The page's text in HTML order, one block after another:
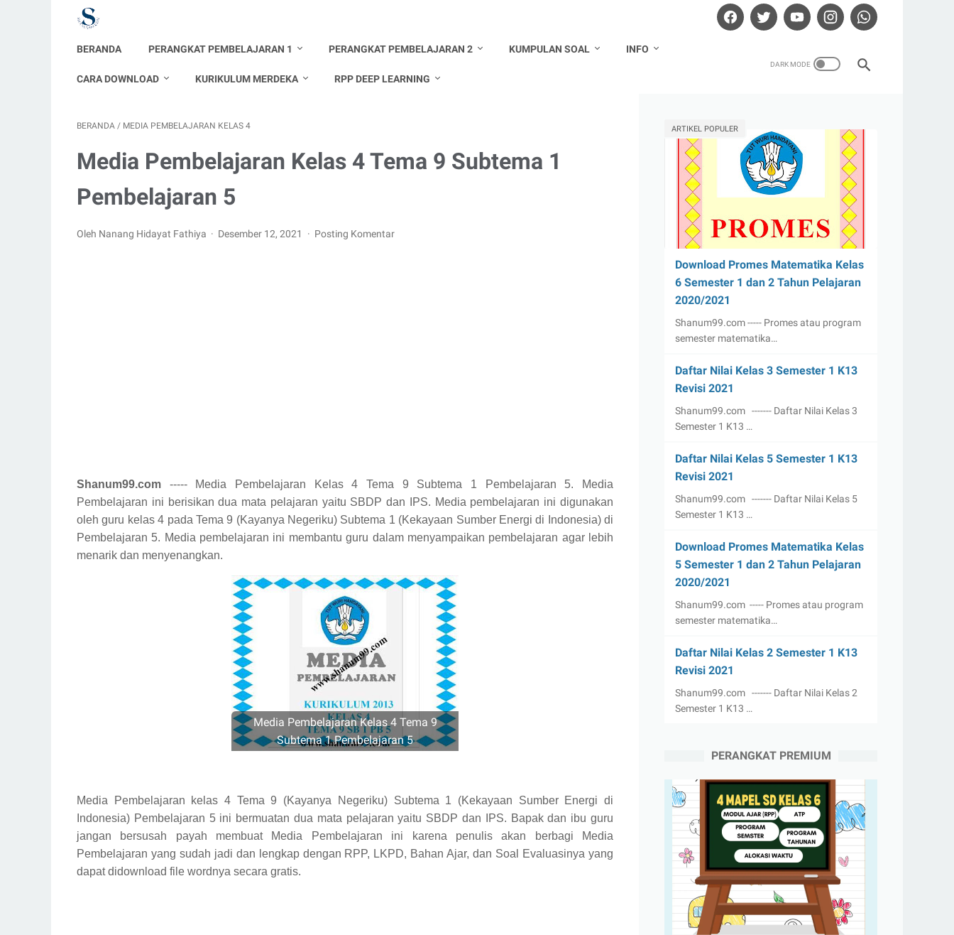
BERANDA PERANGKAT PEMBELAJARAN 1 PERANGKAT PEMBELAJARAN 2 KUMPULAN SOAL INFO
CARA DOWNLOAD KURIKULUM MERDEKA RPP DEEP LEARNING
BERANDA / MEDIA PEMBELAJARAN KELAS 4
Media Pembelajaran Kelas 4 Tema 9 Subtema 1
Pembelajaran 5
Oleh Nanang Hidayat Fathiya Desember 12, 2021 Posting Komentar
Shanum99.com ----- Media Pembelajaran Kelas 4 Tema 9 Subtema 1 Pembelajaran 5. Media
Pembelajaran ini berisikan dua mata pelajaran yaitu SBDP dan IPS. Media pembelajaran ini digunakan
oleh guru kelas 4 pada Tema 9 (Kayanya Negeriku) Subtema 1 (Kekayaan Sumber Energi di Indonesia) di
Pembelajaran 5. Media pembelajaran ini membantu guru dalam menyampaikan pembelajaran agar lebih
menarik dan menyenangkan.
Media Pembelajaran Kelas 4 Tema 9
Subtema 1 Pembelajaran 5
Media Pembelajaran kelas 4 Tema 9 (Kayanya Negeriku) Subtema 1 (Kekayaan Sumber Energi di
Indonesia) Pembelajaran 5 ini bermuatan dua mata pelajaran yaitu SBDP dan IPS. Bapak dan ibu guru
jangan bersusah payah membuat Media Pembelajaran ini karena penulis akan berbagi Media
Pembelajaran yang sudah jadi dan lengkap dengan RPP, LKPD, Bahan Ajar, dan Soal Evaluasinya yang
dapat didownload file wordnya secara gratis.
ARTIKEL POPULER
Download Promes Matematika Kelas
6 Semester 1 dan 2 Tahun Pelajaran
2020/2021
Shanum99.com ----- Promes atau program
semester matematika…
Daftar Nilai Kelas 3 Semester 1 K13
Revisi 2021
Shanum99.com ------- Daftar Nilai Kelas 3
Semester 1 K13 …
Daftar Nilai Kelas 5 Semester 1 K13
Revisi 2021
Shanum99.com ------- Daftar Nilai Kelas 5
Semester 1 K13 …
Download Promes Matematika Kelas
5 Semester 1 dan 2 Tahun Pelajaran
2020/2021
Shanum99.com ----- Promes atau program
semester matematika…
Daftar Nilai Kelas 2 Semester 1 K13
Revisi 2021
Shanum99.com ------- Daftar Nilai Kelas 2
Semester 1 K13 …
PERANGKAT PREMIUM